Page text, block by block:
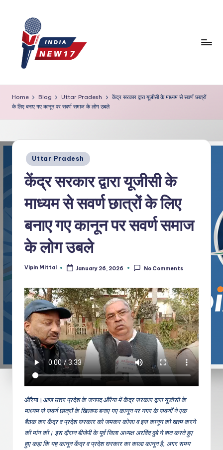
content
Home Blog Uttar Pradesh
केंद्र सरकार द्वारा यूजीसी के माध्यम से सवर्ण छात्रों
के लिए बनाए गए कानून पर सवर्ण समाज के लोग उबले
Posted
in
Uttar Pradesh
केंद्र सरकार द्वारा यूजीसी के
माध्यम से सवर्ण छात्रों के लिए
बनाए गए कानून पर सवर्ण समाज
के लोग उबले
Posted
Vipin Mittal January 26, 2026 No Comments
औरैया। आज उत्तर प्रदेश के जनपद औरैया में केंद्र सरकार द्वारा यूजीसी के
माध्यम से सवर्ण छात्रों के खिलाफ बनाए गए कानून पर नगर के सवर्णों ने एक
बैठक कर केंद्र व प्रदेश सरकार को जमकर कोसा व इस कानून को खत्म करने
की मांग की। इस दौरान बीजेपी के पूर्व जिला अध्यक्ष अरविंद दुबे ने बात करते हुए
हुए कहा कि यह कानून केंद्र व प्रदेश सरकार का काला कानून है, अगर समय